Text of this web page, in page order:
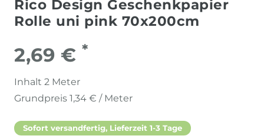
Rico Design Geschenkpapier
Rolle uni pink 70x200cm
2,69 € *
Inhalt 2 Meter
Grundpreis 1,34 € / Meter
Sofort versandfertig, Lieferzeit 1-3 Tage